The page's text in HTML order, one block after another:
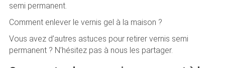
semi permanent.
Comment enlever le vernis gel à la maison ?
Vous avez d’autres astuces pour retirer vernis semi
permanent ? N’hésitez pas à nous les partager.